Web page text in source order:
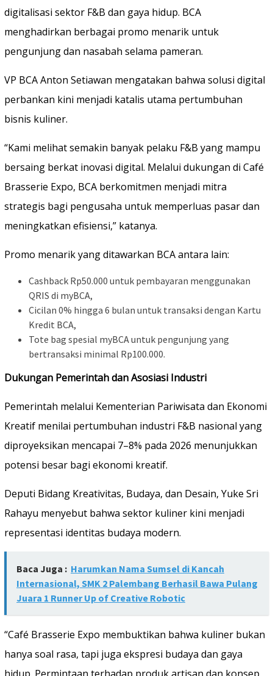
digitalisasi sektor F&B dan gaya hidup. BCA
menghadirkan berbagai promo menarik untuk
pengunjung dan nasabah selama pameran.
VP BCA Anton Setiawan mengatakan bahwa solusi digital
perbankan kini menjadi katalis utama pertumbuhan
bisnis kuliner.
“Kami melihat semakin banyak pelaku F&B yang mampu
bersaing berkat inovasi digital. Melalui dukungan di Café
Brasserie Expo, BCA berkomitmen menjadi mitra
strategis bagi pengusaha untuk memperluas pasar dan
meningkatkan efisiensi,” katanya.
Promo menarik yang ditawarkan BCA antara lain:
Cashback Rp50.000 untuk pembayaran menggunakan
QRIS di myBCA,
Cicilan 0% hingga 6 bulan untuk transaksi dengan Kartu
Kredit BCA,
Tote bag spesial myBCA untuk pengunjung yang
bertransaksi minimal Rp100.000.
Dukungan Pemerintah dan Asosiasi Industri
Pemerintah melalui Kementerian Pariwisata dan Ekonomi
Kreatif menilai pertumbuhan industri F&B nasional yang
diproyeksikan mencapai 7–8% pada 2026 menunjukkan
potensi besar bagi ekonomi kreatif.
Deputi Bidang Kreativitas, Budaya, dan Desain, Yuke Sri
Rahayu menyebut bahwa sektor kuliner kini menjadi
representasi identitas budaya modern.
Baca Juga : Harumkan Nama Sumsel di Kancah
Internasional, SMK 2 Palembang Berhasil Bawa Pulang
Juara 1 Runner Up of Creative Robotic
“Café Brasserie Expo membuktikan bahwa kuliner bukan
hanya soal rasa, tapi juga ekspresi budaya dan gaya